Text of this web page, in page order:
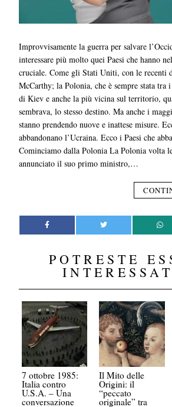
Improvvisamente la guerra per salvare
interessare più molto quei Paesi che hanno
cruciale. Come gli Stati Uniti, con le recenti
McCarthy; la Polonia, che è sempre stata tra
di Kiev e anche la più vicina sul territorio,
sembrava, lo stesso destino. Ma anche i
stanno prendendo nuove e inattese misure.
abbandonano l’Ucraina. Ecco i Paesi che
Cominciamo dalla Polonia La Polonia volta
annunciato il suo primo ministro,…
POTRESTE
7 ottobre 1985:
Italia contro
U.S.A. – Una
conversazione
Il Mito delle
Origini: il
“peccato
originale” tra